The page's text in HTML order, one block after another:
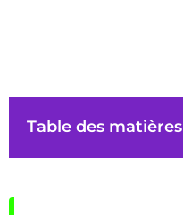
Table des matières